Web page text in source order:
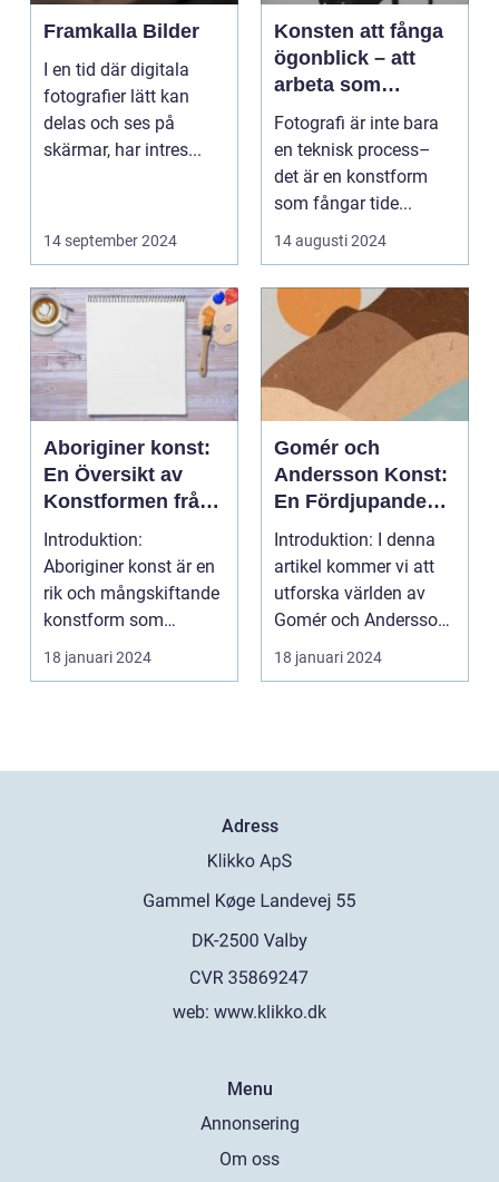
Framkalla Bilder
I en tid där digitala
fotografier lätt kan
delas och ses på
skärmar, har intres...
14 september 2024
Konsten att fånga
ögonblick – att
arbeta som
fotograf i
Norrköping
Fotografi är inte bara
en teknisk process–
det är en konstform
som fångar tide...
14 augusti 2024
Aboriginer konst:
En Översikt av
Konstformen från
Australiens
Urinvånare
Introduktion:
Aboriginer konst är en
rik och mångskiftande
konstform som
härstammar från
Australiens...
18 januari 2024
Gomér och
Andersson Konst:
En Fördjupande
Översikt
Introduktion: I denna
artikel kommer vi att
utforska världen av
Gomér och Andersson
konst, dess olik...
18 januari 2024
Adress
web: www.klikko.dk
Menu
Annonsering
Om oss